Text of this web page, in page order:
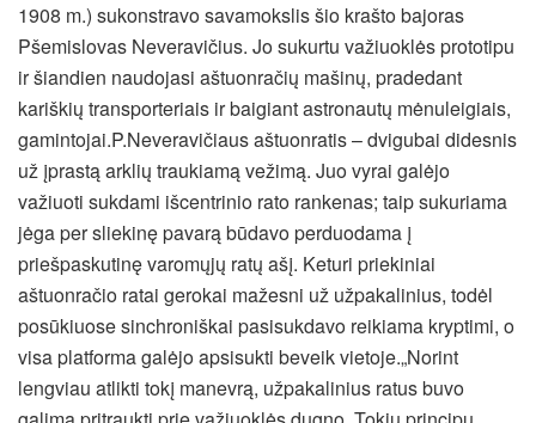
1908 m.) sukonstravo savamokslis šio krašto bajoras
Pšemislovas Neveravičius. Jo sukurtu važiuoklės prototipu
ir šiandien naudojasi aštuonračių mašinų, pradedant
kariškių transporteriais ir baigiant astronautų mėnuleigiais,
gamintojai.P.Neveravičiaus aštuonratis – dvigubai didesnis
už įprastą arklių traukiamą vežimą. Juo vyrai galėjo
važiuoti sukdami išcentrinio rato rankenas; taip sukuriama
jėga per sliekinę pavarą būdavo perduodama į
priešpaskutinę varomųjų ratų ašį. Keturi priekiniai
aštuonračio ratai gerokai mažesni už užpakalinius, todėl
posūkiuose sinchroniškai pasisukdavo reikiama kryptimi, o
visa platforma galėjo apsisukti beveik vietoje.„Norint
lengviau atlikti tokį manevrą, užpakalinius ratus buvo